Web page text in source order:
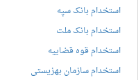
استخدام بانک سپه
استخدام بانک ملت
استخدام قوه قضاییه
استخدام سازمان بهزیستی